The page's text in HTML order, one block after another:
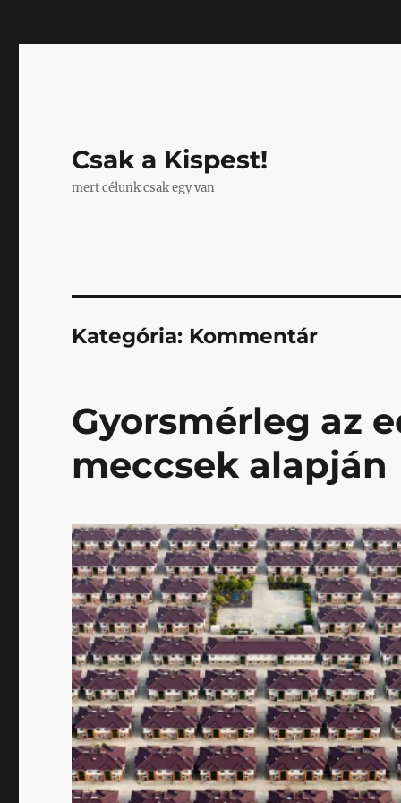
Csak a Kispest!
mert célunk csak egy van
Kategória: Kommentár
Gyorsmérleg az
meccsek alapján